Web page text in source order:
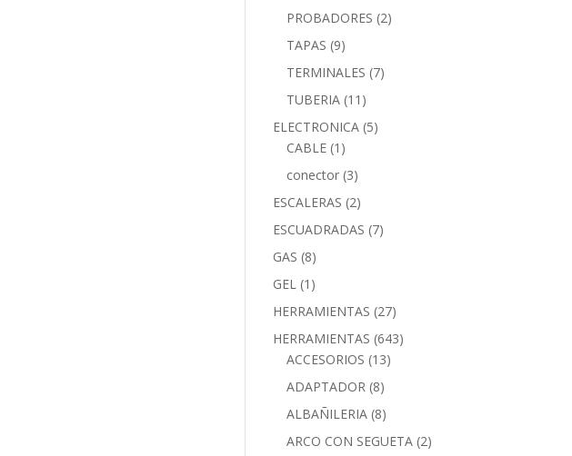
PROBADORES (2)
TAPAS (9)
TERMINALES (7)
TUBERIA (11)
ELECTRONICA (5)
CABLE (1)
conector (3)
ESCALERAS (2)
ESCUADRADAS (7)
GAS (8)
GEL (1)
HERRAMIENTAS (27)
HERRAMIENTAS (643)
ACCESORIOS (13)
ADAPTADOR (8)
ALBAÑILERIA (8)
ARCO CON SEGUETA (2)